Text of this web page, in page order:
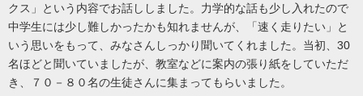
クス」という内容でお話ししました。力学的な話も少し入れたので
中学生には少し難しかったかも知れませんが、「速く走りたい」と
いう思いをもって、みなさんしっかり聞いてくれました。当初、30
名ほどと聞いていましたが、教室などに案内の張り紙をしていただ
き、７０－８０名の生徒さんに集まってもらいました。